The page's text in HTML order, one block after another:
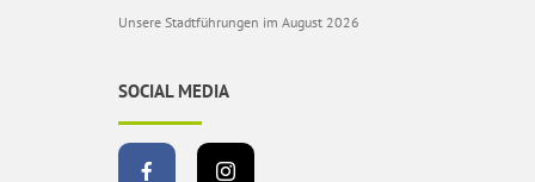
Unsere Stadtführungen im August 2026
SOCIAL MEDIA